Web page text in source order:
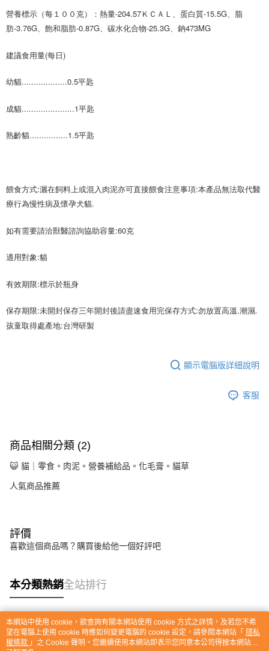
【「AFTEE先享後付」結帳流程】
結帳頁面，進行簡訊認證並確認金額後，即可完成結帳。
３．收到繳費通知簡訊後14天內，點擊此簡訊中的連結，可透過四大超商／
購買商品的店家。未經商家同意取消之訂單仍視為有效，需透過AFTEE先享
※ 交易是否成功請以「AFTEE先享後付 」之結帳頁面顯示為準，若有關於
客戶支援中心」
https://netprotections.freshdesk.com/support/home
權轉讓予恩沛科技股份有限公司。
２．關於個人資料處理事宜，請瀏覽以下網址：
https://aftee.tw/terms/#terms3
「AFTEE先享後付」，若未經同意申辦者引起之損失，本公司不負相關責
時審查核予不同之上限額度；若仍有額度不足之情形，本公司將視審查結果
５．嚴禁一人註冊多個帳號或使用他人資訊註冊。若發現惡意使用之情形，
每筆NT$110，滿NT$1,500(含以上)免運費
外島配送（黑貓宅急便－澎湖、金門、馬祖、綠島）
每筆NT$250
營養標示（每１００克）：熱量-204.57ＫＣＡＬ、蛋白質-15.5G、脂
肪-3.76G、飽和脂肪-0.87G、碳水化合物-25.3G、鈉473MG
建議食用量(每日)
幼貓...................0.5平匙
成貓......................1平匙
熟齡貓................1.5平匙
餵食方式:灑在飼料上或混入肉泥亦可直接餵食注意事項:本產品無法取代醫
療行為慢性病及懷孕犬貓.
如有需要請洽獸醫諮詢協助容量:60克
適用對象:貓
有效期限:標示於瓶身
保存期限:未開封保存三年開封後請盡速食用完保存方式:勿放置高溫.潮濕.
孩童取得處產地:台灣研製
顯示電腦版詳細說明
客服
商品相關分類 (2)
😺 貓｜零食。肉泥。營養補給品。化毛膏。貓草
人氣商品推薦
評價
喜歡這個商品嗎？購買後給他一個好評吧
本分類熱銷全站排行
熱門標籤
本網站中使用 cookie，欲查詢有關本網站使用 cookie 方式之詳情，及若您不希
望在電腦上使用 cookie 時應如何變更電腦的 cookie 設定，請參閱本網站「 隱私
權條款 」之 Cookie 聲明。您繼續使用本網站即表示您同意本公司得按本網站使